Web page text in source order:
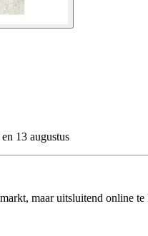
13 augustus
maar uitsluitend online te